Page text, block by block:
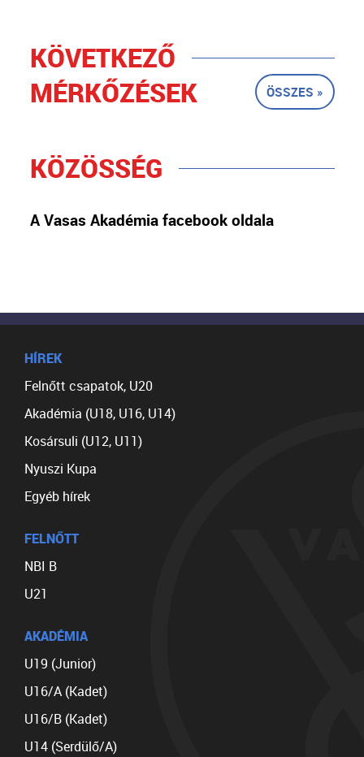
KÖVETKEZŐ
MÉRKŐZÉSEK
ÖSSZES »
KÖZÖSSÉG
A Vasas Akadémia facebook oldala
HÍREK
Felnőtt csapatok, U20
Akadémia (U18, U16, U14)
Kosársuli (U12, U11)
Nyuszi Kupa
Egyéb hírek
FELNŐTT
NBI B
U21
AKADÉMIA
U19 (Junior)
U16/A (Kadet)
U16/B (Kadet)
U14 (Serdülő/A)